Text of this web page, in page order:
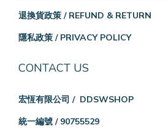
退換貨政策 / REFUND & RETURN
隱私政策 / PRIVACY POLICY
CONTACT US
宏恆有限公司 / DDSWSHOP
統一編號 / 90755529